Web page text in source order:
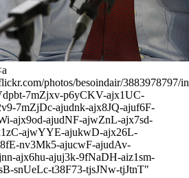
photos/besoindair/3883978797/
7mZjxv-p6yCKV-ajx1UC-
7mZjDc-ajudnk-ajx8JQ-ajuf6F-
ajx9od-ajudNF-ajwZnL-ajx7sd-
ajwYYE-ajukwD-ajx26L-
nv3Mk5-ajucwF-ajudAv-
ajx6hu-ajuj3k-9fNaDH-aiz1sm-
snUeLc-t38F73-tjsJNw-tjJtnT"